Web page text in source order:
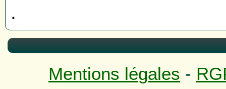
.
Mentions légales -